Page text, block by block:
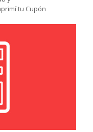
tu Cupón